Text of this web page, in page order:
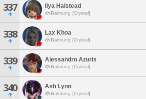
337 Ilya Halstead
Balmung [Crystal]
338 Lax Khoa
Balmung [Crystal]
339 Alessandro Azuris
Balmung [Crystal]
340 Ash Lynn
Balmung [Crystal]